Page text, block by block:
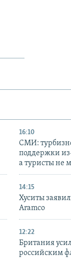
16:10
СМИ:
поддержки
а туристы не
14:15
Хуситы
Aramco
12:22
Британия
российским